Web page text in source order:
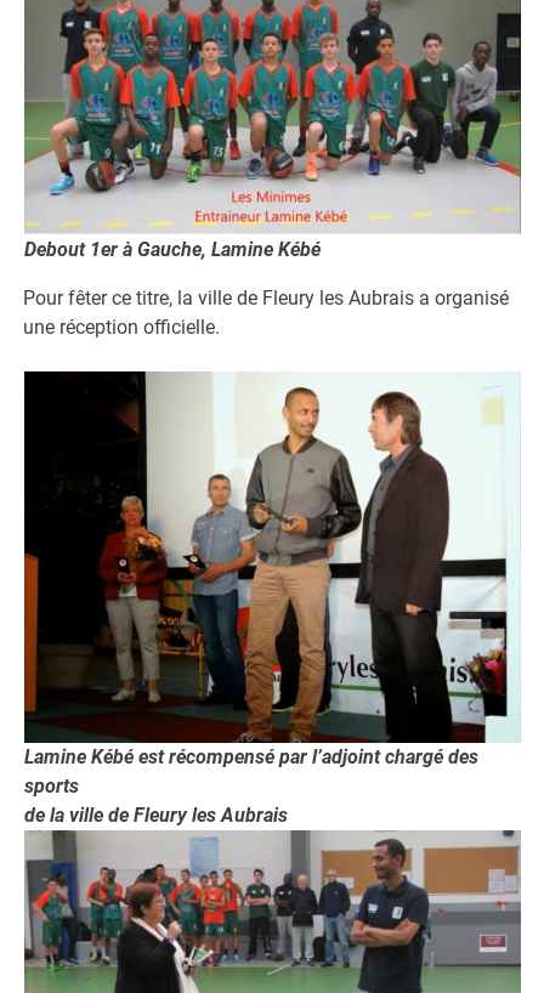
Debout 1er à Gauche, Lamine Kébé
Pour fêter ce titre, la ville de Fleury les Aubrais a organisé
une réception officielle.
Lamine Kébé est récompensé par l’adjoint chargé des
sports
de la ville de Fleury les Aubrais